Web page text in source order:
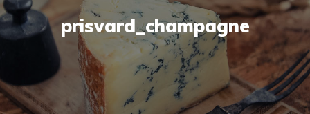
prisvard_champagne